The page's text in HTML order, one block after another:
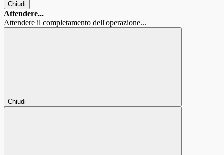
Chiudi
Attendere...
Attendere il completamento dell'operazione...
Chiudi